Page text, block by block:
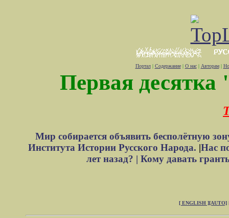
Портал| Содержание| О нас| Авторам|
Первая десятка
Мир собирается объявить бесполётную
Института Истории Русского Народа. |Нас
лет назад? | Кому давать
[ ENGLISH ][AUTO]